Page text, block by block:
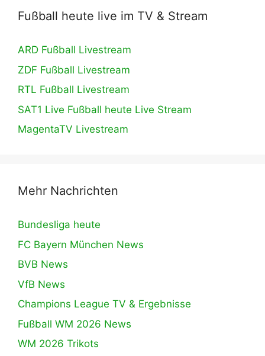
Fußball heute live im TV & Stream
ARD Fußball Livestream
ZDF Fußball Livestream
RTL Fußball Livestream
SAT1 Live Fußball heute Live Stream
MagentaTV Livestream
Mehr Nachrichten
Bundesliga heute
FC Bayern München News
BVB News
VfB News
Champions League TV & Ergebnisse
Fußball WM 2026 News
WM 2026 Trikots